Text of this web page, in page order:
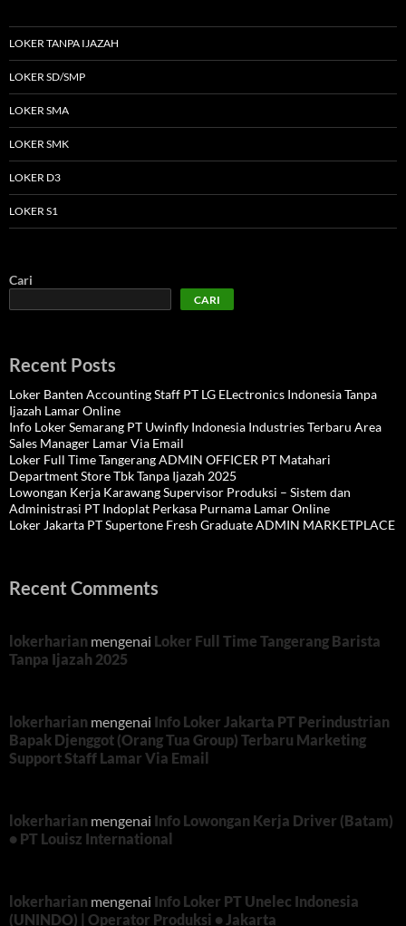
LOKER TANPA IJAZAH
LOKER SD/SMP
LOKER SMA
LOKER SMK
LOKER D3
LOKER S1
Cari
CARI
Recent Posts
Loker Banten Accounting Staff PT LG ELectronics Indonesia Tanpa
Ijazah Lamar Online
Info Loker Semarang PT Uwinfly Indonesia Industries Terbaru Area
Sales Manager Lamar Via Email
Loker Full Time Tangerang ADMIN OFFICER PT Matahari
Department Store Tbk Tanpa Ijazah 2025
Lowongan Kerja Karawang Supervisor Produksi – Sistem dan
Administrasi PT Indoplat Perkasa Purnama Lamar Online
Loker Jakarta PT Supertone Fresh Graduate ADMIN MARKETPLACE
Recent Comments
lokerharian mengenai Loker Full Time Tangerang Barista
Tanpa Ijazah 2025
lokerharian mengenai Info Loker Jakarta PT Perindustrian
Bapak Djenggot (Orang Tua Group) Terbaru Marketing
Support Staff Lamar Via Email
lokerharian mengenai Info Lowongan Kerja Driver (Batam)
• PT Louisz International
lokerharian mengenai Info Loker PT Unelec Indonesia
(UNINDO) | Operator Produksi • Jakarta